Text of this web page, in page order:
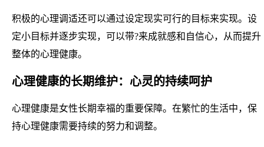
积极的心理调适还可以通过设定现实可行的目标来实现。设
定小目标并逐步实现，可以带?来成就感和自信心，从而提升
整体的心理健康。
心理健康的长期维护：心灵的持续呵护
心理健康是女性长期幸福的重要保障。在繁忙的生活中，保
持心理健康需要持续的努力和调整。